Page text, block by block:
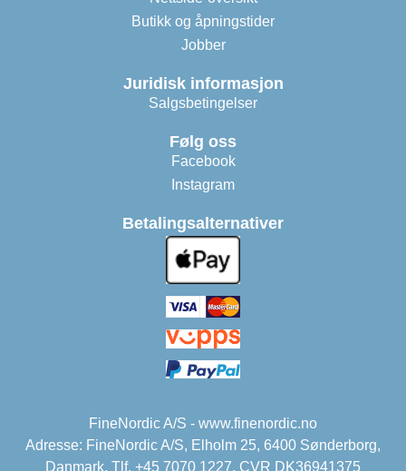
Butikk og åpningstider
Jobber
Juridisk informasjon
Salgsbetingelser
Følg oss
Facebook
Instagram
Betalingsalternativer
FineNordic A/S - www.finenordic.no
Adresse: FineNordic A/S, Elholm 25, 6400 Sønderborg,
Danmark. Tlf. +45 7070 1227. CVR DK36941375